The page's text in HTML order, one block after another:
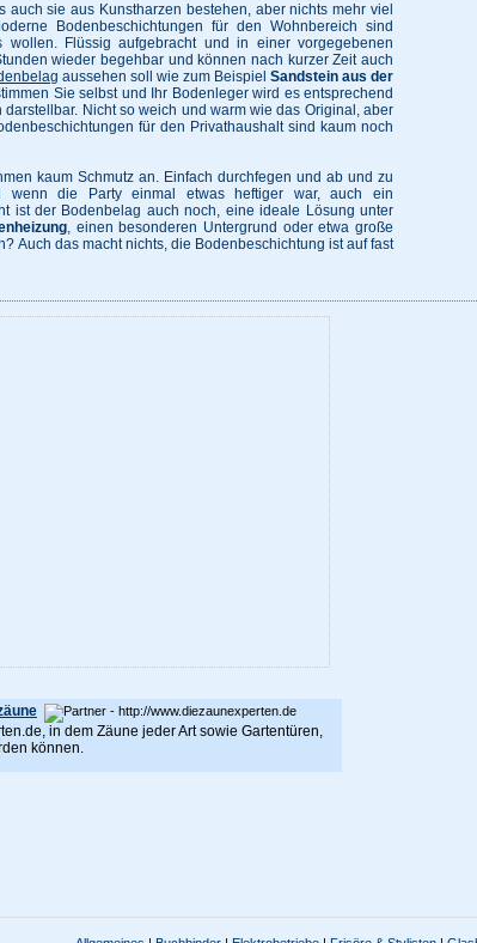
sie aus Kunstharzen bestehen, aber nichts mehr viel
Bodenbeschichtungen für den Wohnbereich sind
Flüssig aufgebracht und in einer vorgegebenen
wieder begehbar und können nach kurzer Zeit auch
aussehen soll wie zum Beispiel Sandstein aus der
Sie selbst und Ihr Bodenleger wird es entsprechend
Nicht so weich und warm wie das Original, aber
für den Privathaushalt sind kaum noch
kaum Schmutz an. Einfach durchfegen und ab und zu
wenn die Party einmal etwas heftiger war, auch ein
ist der Bodenbelag auch noch, eine ideale Lösung unter
, einen besonderen Untergrund oder etwa große
Auch das macht nichts, die Bodenbeschichtung ist auf fast
in dem Zäune jeder Art sowie Gartentüren,
können.